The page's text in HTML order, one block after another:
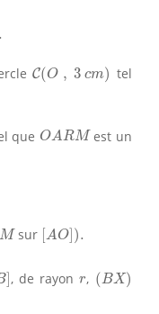
C(O , 3 cm)
C(O 3c
tel
que OARM
OA RM est un
M
Msur [AO ).
[ AO])
]
], de rayonr
r, (BX)
(BX)